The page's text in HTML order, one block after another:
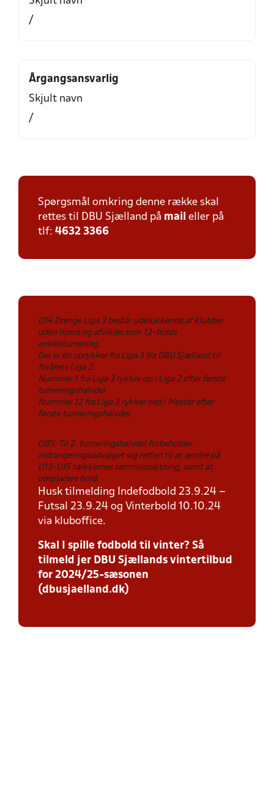
/
Årgangsansvarlig
Skjult navn
/
Spørgsmål omkring denne række skal
rettes til DBU Sjælland på mail eller på
tlf: 4632 3366
U14 Drenge Liga 3 består udelukkende af klubber
uden licens og afvikles som 12-holds
enkeltturnering.
Der er én oprykker fra Liga 3 fra DBU Sjælland til
forårets Liga 2.
Nummer 1 fra Liga 3 rykker op i Liga 2 efter første
turneringshalvdel.
Nummer 12 fra Liga 3 rykker ned i Mester efter
første turneringshalvdel.
OBS: Til 2. turneringshalvdel forbeholder
indrangeringsudvalget sig retten til at ændre på
U13-U15 rækkernes sammensætning, samt at
omplacere hold.
Husk tilmelding Indefodbold 23.9.24 –
Futsal 23.9.24 og Vinterbold 10.10.24
via kluboffice.
Skal I spille fodbold til vinter? Så
tilmeld jer DBU Sjællands vintertilbud
for 2024/25-sæsonen
(dbusjaelland.dk)